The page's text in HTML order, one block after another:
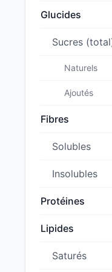
Glucides
Sucres
Naturels
Ajoutés
Fibres
Solubles
Insolubles
Protéines
Lipides
Saturés